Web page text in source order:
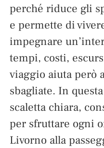
perché riduce gli
e permette di
impegnare
tempi, costi,
viaggio aiuta però
sbagliate. In
scaletta chiara,
per sfruttare ogni
Livorno alla